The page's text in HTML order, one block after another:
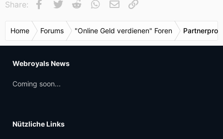
Share: Facebook
Twitter Reddit WhatsApp
E-Mail
Home Forums "Online Geld verdienen" Foren
Webroyals News
Coming soon...
Nützliche Links